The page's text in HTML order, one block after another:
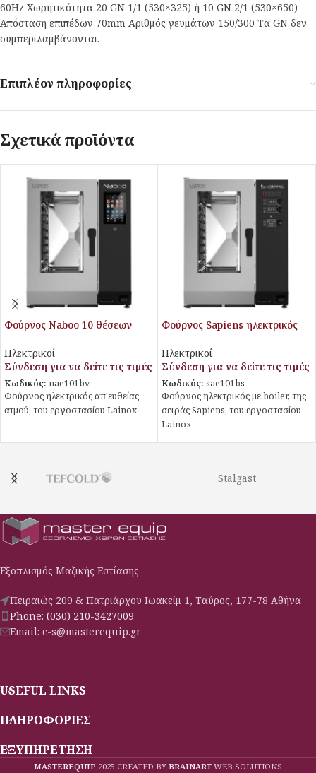
60Hz Χωρητικότητα 20 GN 1/1 (530×325) ή 10 GN 2/1 (530×650)
Απόσταση επιπέδων 70mm Αριθμός γευμάτων 150/300 Τα GN δεν
συμπεριλαμβάνονται.
Επιπλέον πληροφορίες
Σχετικά προϊόντα
Φούρνος Naboo 10 θέσεων
Ηλεκτρικοί
Σύνδεση για να δείτε τις τιμές
Κωδικός: nae101bv
Φούρνος ηλεκτρικός απ'ευθείας
ατμού, του εργοστασίου Lainox
Φούρνος Sapiens ηλεκτρικός
Ηλεκτρικοί
Σύνδεση για να δείτε τις τιμές
Κωδικός: sae101bs
Φούρνος ηλεκτρικός με boiler, της
σειράς Sapiens, του εργοστασίου
Lainox
Stalgast
Εξοπλισμός Μαζικής Εστίασης
Πειραιώς 209 & Πατριάρχου Ιωακείμ 1, Ταύρος, 177-78 Αθήνα
Phone: (030) 210-3427009
Email: c-s@masterequip.gr
USEFUL LINKS
ΠΛΗΡΟΦΟΡΙΕΣ
ΕΞΥΠΗΡΕΤΗΣΗ
MASTEREQUIP 2025 CREATED BY BRAINART WEB SOLUTIONS